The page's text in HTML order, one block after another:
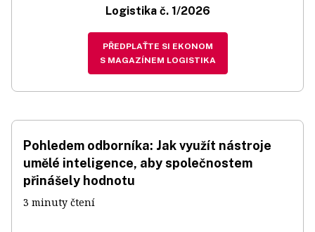
Logistika č. 1/2026
PŘEDPLAŤTE SI EKONOM
S MAGAZÍNEM LOGISTIKA
Pohledem odborníka: Jak využít nástroje
umělé inteligence, aby společnostem
přinášely hodnotu
3 minuty čtení